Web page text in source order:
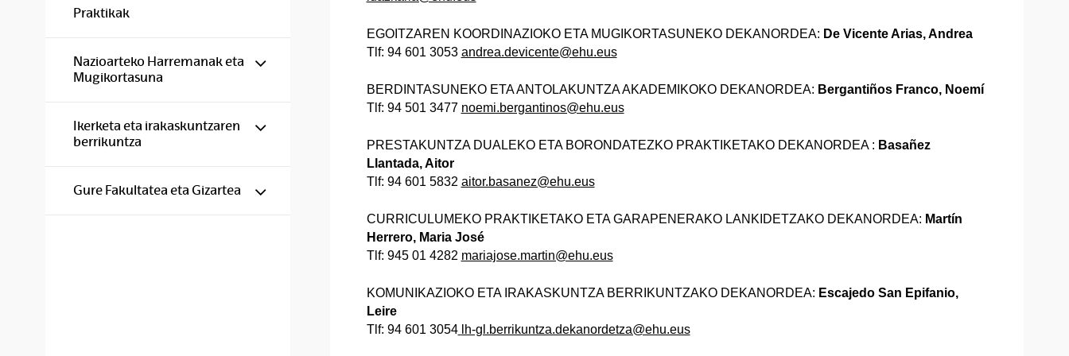
Praktikak
Nazioarteko Harremanak eta
Mugikortasuna
Show/hide subpages
Ikerketa eta irakaskuntzaren
berrikuntza
Show/hide subpages
Gure Fakultatea eta Gizartea Show/hide subpages
EGOITZAREN KOORDINAZIOKO ETA MUGIKORTASUNEKO DEKANORDEA: De Vicente Arias, Andrea
Tlf: 94 601 3053 andrea.devicente@ehu.eus
BERDINTASUNEKO ETA ANTOLAKUNTZA AKADEMIKOKO DEKANORDEA: Bergantiños Franco, Noemí
Tlf: 94 501 3477 noemi.bergantinos@ehu.eus
PRESTAKUNTZA DUALEKO ETA BORONDATEZKO PRAKTIKETAKO DEKANORDEA : Basañez
Llantada, Aitor
Tlf: 94 601 5832 aitor.basanez@ehu.eus
CURRICULUMEKO PRAKTIKETAKO ETA GARAPENERAKO LANKIDETZAKO DEKANORDEA: Martín
Herrero, Maria José
Tlf: 945 01 4282 mariajose.martin@ehu.eus
KOMUNIKAZIOKO ETA IRAKASKUNTZA BERRIKUNTZAKO DEKANORDEA: Escajedo San Epifanio,
Leire
Tlf: 94 601 3054
lh-gl.berrikuntza.dekanordetza@ehu.eus